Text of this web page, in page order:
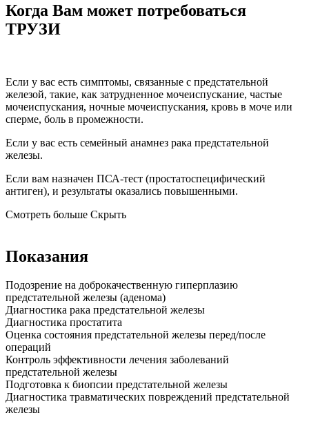
Когда Вам может потребоваться
ТРУЗИ
Если у вас есть симптомы, связанные с предстательной
железой, такие, как затрудненное мочеиспускание, частые
мочеиспускания, ночные мочеиспускания, кровь в моче или
сперме, боль в промежности.
Если у вас есть семейный анамнез рака предстательной
железы.
Если вам назначен ПСА-тест (простатоспецифический
антиген), и результаты оказались повышенными.
Смотреть больше Скрыть
Показания
Подозрение на доброкачественную гиперплазию
предстательной железы (аденома)
Диагностика рака предстательной железы
Диагностика простатита
Оценка состояния предстательной железы перед/после
операций
Контроль эффективности лечения заболеваний
предстательной железы
Подготовка к биопсии предстательной железы
Диагностика травматических повреждений предстательной
железы